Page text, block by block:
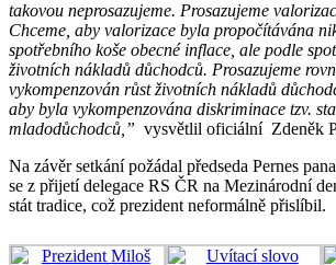
takovou neprosazujeme. Prosazujeme
Chceme, aby valorizace byla propočítávána
spotřebního koše obecné inflace, ale podle
životních nákladů důchodců. Prosazujeme
vykompenzován růst životních nákladů
aby byla vykompenzována diskriminace tzv.
mladodůchodců,” vysvětlil oficiální Zdeněk
Na závěr setkání požádal předseda Pernes
se z přijetí delegace RS ČR na Mezinárodní
stát tradice, což prezident neformálně přislíbil.